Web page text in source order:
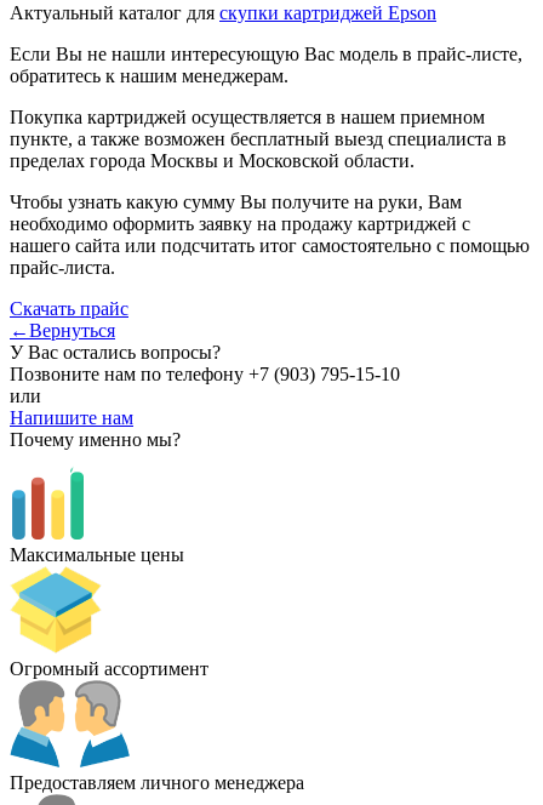
Актуальный каталог для скупки картриджей Epson
Если Вы не нашли интересующую Вас модель в прайс-листе,
обратитесь к нашим менеджерам.
Покупка картриджей осуществляется в нашем приемном
пункте, а также возможен бесплатный выезд специалиста в
пределах города Москвы и Московской области.
Чтобы узнать какую сумму Вы получите на руки, Вам
необходимо оформить заявку на продажу картриджей с
нашего сайта или подсчитать итог самостоятельно с помощью
прайс-листа.
Скачать прайс
←Вернуться
У Вас остались вопросы?
Позвоните нам по телефону +7 (903) 795-15-10
или
Напишите нам
Почему именно мы?
Максимальные цены
Огромный ассортимент
Предоставляем личного менеджера